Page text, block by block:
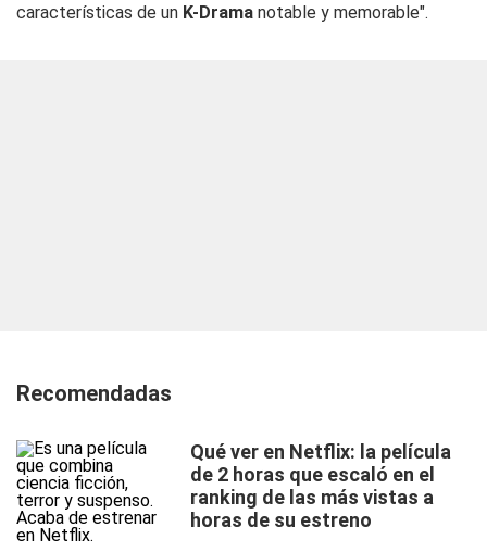
características de un K-Drama notable y memorable".
Recomendadas
Qué ver en Netflix: la película
de 2 horas que escaló en el
ranking de las más vistas a
horas de su estreno